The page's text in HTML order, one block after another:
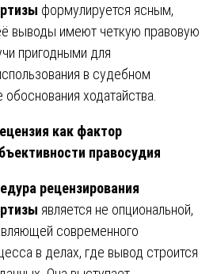
формулируется ясным,
выводы имеют четкую правовую
пригодными для
в судебном
ходатайства.
как фактор
правосудия
рецензирования
является не опциональной,
современного
в делах, где вывод строится